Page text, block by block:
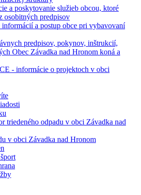
a poskytovanie služieb obcou, ktoré
osobitných predpisov
informácií a postup obce pri vybavovaní
predpisov, pokynov, inštrukcií,
Obec Závadka nad Hronom koná a
- informácie o projektoch v obci
triedeného odpadu v obci Závadka nad
v obci Závadka nad Hronom